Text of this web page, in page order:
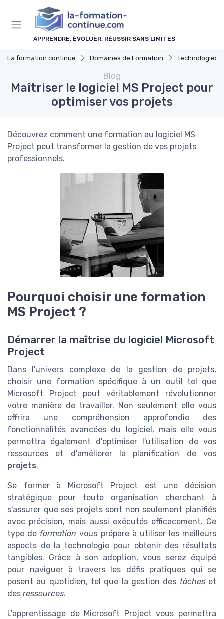
APPRENDRE, ÉVOLUER, RÉUSSIR SANS LIMITES
La formation continue Domaines de Formation Technologies et
Blog
Maîtriser le logiciel MS Project pour
optimiser vos projets
Découvrez comment une formation au logiciel MS
Project peut transformer la gestion de vos projets
professionnels.
Pourquoi choisir une formation
MS Project ?
Démarrer la maîtrise du logiciel Microsoft
Project
Dans l'univers complexe de la gestion de projets,
choisir une formation spécifique à un outil tel que
Microsoft Project peut véritablement révolutionner
votre manière de travailler. Non seulement elle vous
offrira une compréhension approfondie des
fonctionnalités avancées du logiciel, mais elle vous
permettra également d'optimiser l'utilisation de vos
ressources et d'améliorer la planification de vos
projets.
Se former à Microsoft Project est une décision
stratégique pour toute organisation cherchant à
s'assurer que ses projets sont non seulement planifiés
avec précision, mais aussi exécutés efficacement. Ce
type de formation vous prépare à utiliser les meilleurs
aspects de la technologie pour obtenir des résultats
tangibles. Grâce à son adoption, vous serez équipé
pour naviguer à travers les défis pratiques qui se
posent au quotidien, tel que la gestion des tâcheset
des ressources.
L'apprentissage de Microsoft Project vous permettra
Panneau de gestion des cookies